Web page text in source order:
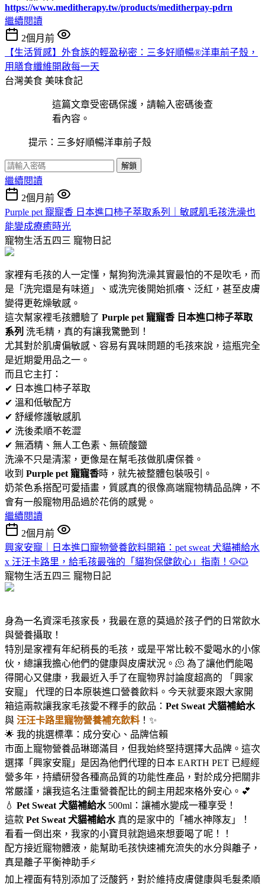
https://www.meditherapy.tw/products/meditherpay-pdrn
繼續閱讀
2個月前
【生活質感】外食族的輕盈秘密：三多好順暢®洋車前子殼，
用膳食纖維開啟每一天
台灣美食 美味食記
這篇文章受密碼保護，請輸入密碼後查
看內容。
提示：三多好順暢洋車前子殼
解鎖
繼續閱讀
2個月前
Purple pet 寵寵香 日本進口柿子萃取系列｜敏感肌毛孩洗澡也
能變成療癒時光
寵物生活五四三 寵物日記
家裡有毛孩的人一定懂，幫狗狗洗澡其實最怕的不是吹毛，而
是「洗完還是有味道」、或洗完後開始抓癢、泛紅，甚至皮膚
變得更乾燥敏感。
這次幫家裡毛孩體驗了 Purple pet 寵寵香 日本進口柿子萃取
系列 洗毛精，真的有讓我驚艷到！
尤其對於肌膚偏敏感、容易有異味問題的毛孩來說，這瓶完全
是近期愛用品之一。
而且它主打：
✔ 日本進口柿子萃取
✔ 溫和低敏配方
✔ 舒緩修護敏感肌
✔ 洗後柔順不乾澀
✔ 無酒精、無人工色素、無硫酸鹽
洗澡不只是清潔，更像是在幫毛孩做肌膚保養。
收到 Purple pet 寵寵香時，就先被整體包裝吸引。
奶茶色系搭配可愛插畫，質感真的很像高端寵物精品品牌，不
會有一般寵物用品過於花俏的感覺。
繼續閱讀
2個月前
興家安寵｜日本進口寵物營養飲料開箱：pet sweat 犬貓補給水
x 汪汪卡路里，給毛孩最強的「貓狗保健飲心」指南！🐶🐱
寵物生活五四三 寵物日記
身為一名資深毛孩家長，我最在意的莫過於孩子們的日常飲水
與營養攝取！
特別是家裡有年紀稍長的毛孩，或是平常比較不愛喝水的小傢
伙，總讓我擔心他們的健康與皮膚狀況。🫠 為了讓他們能喝
得開心又健康，我最近入手了在寵物界討論度超高的 「興家
安寵」 代理的日本原裝進口營養飲料。今天就要來跟大家開
箱這兩款讓我家毛孩愛不釋手的飲品： Pet Sweat 犬貓補給水
與 汪汪卡路里寵物營養補充飲料 ！✨
🌟 我的挑選標準：成分安心、品牌信賴
市面上寵物營養品琳瑯滿目，但我始終堅持選擇大品牌。這次
選擇「興家安寵」是因為他們代理的日本 EARTH PET 已經經
營多年，持續研發各種高品質的功能性產品，對於成分把關非
常嚴謹，讓我這名注重營養配比的飼主用起來格外安心。💕
💧 Pet Sweat 犬貓補給水500ml：讓補水變成一種享受！
這款 Pet Sweat 犬貓補給水 真的是家中的「補水神隊友」！
看看一倒出來，我家的小寶貝就跑過來想要喝了呢！！
配方接近寵物體液，能幫助毛孩快速補充流失的水分與離子，
真是離子平衡神助手⚡
加上裡面有特別添加了泛酸鈣，對於維持皮膚健康與毛髮柔順